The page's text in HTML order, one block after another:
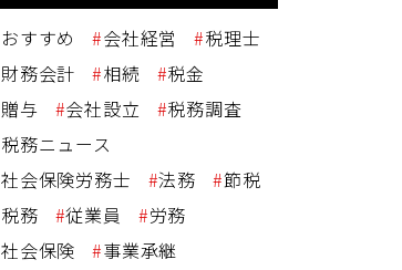
おすすめ 会社経営
税理士
財務会計
相続
税金
贈与
会社設立
税務調査
税務ニュース
社会保険労務士
法務
節税
税務
従業員
労務
社会保険
事業承継